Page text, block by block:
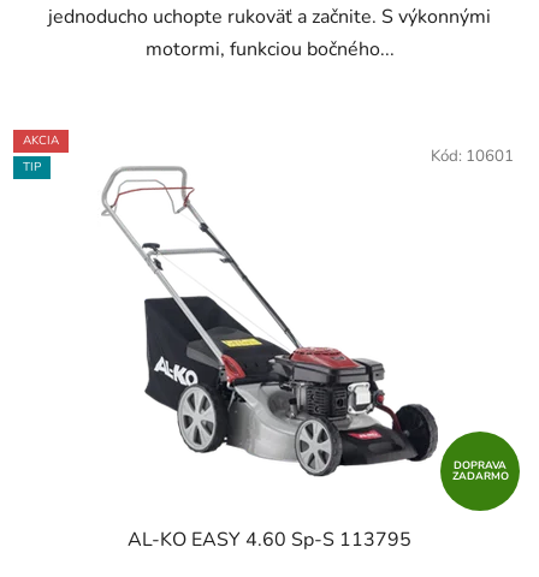
jednoducho uchopte rukoväť a začnite. S výkonnými
motormi, funkciou bočného...
AKCIA
TIP
DOPRAVA
ZADARMO
AL-KO EASY 4.60 Sp-S 113795
Kód: 10601